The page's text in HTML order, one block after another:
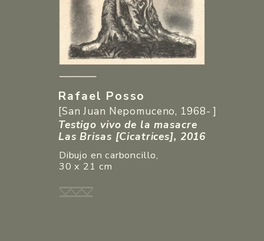
Rafael Posso
[San Juan Nepomuceno, 1968- ]
Testigo vivo de la masacre
Las Brisas [Cicatrices], 2016
Dibujo en carboncillo,
30 x 21 cm